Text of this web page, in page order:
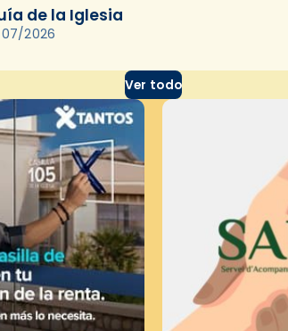
de la Iglesia
07/2026
Ver todo